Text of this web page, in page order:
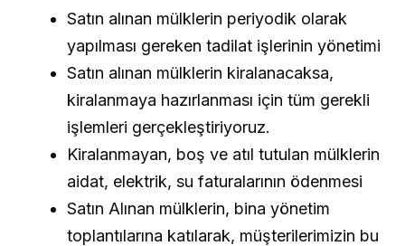
Satın alınan mülklerin periyodik olarak
yapılması gereken tadilat işlerinin yönetimi
Satın alınan mülklerin kiralanacaksa,
kiralanmaya hazırlanması için tüm gerekli
işlemleri gerçekleştiriyoruz.
Kiralanmayan, boş ve atıl tutulan mülklerin
aidat, elektrik, su faturalarının ödenmesi
Satın Alınan mülklerin, bina yönetim
toplantılarına katılarak, müşterilerimizin bu